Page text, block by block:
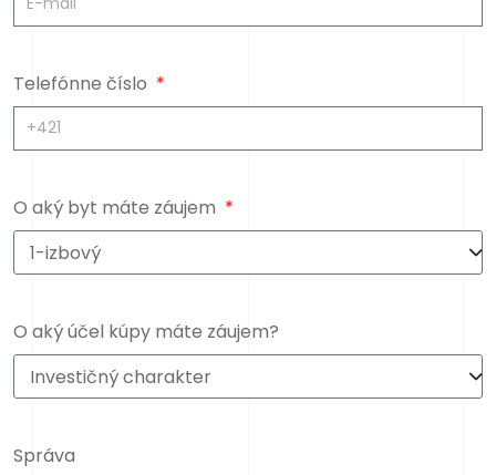
Telefónne číslo
O aký byt máte záujem
O aký účel kúpy máte záujem?
Správa